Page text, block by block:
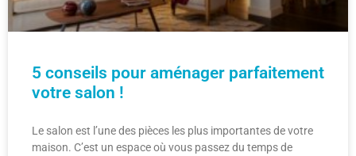
5 conseils pour aménager parfaitement
votre salon !
Le salon est l’une des pièces les plus importantes de votre
maison. C’est un espace où vous passez du temps de